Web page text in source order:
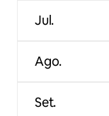
Jul.
Ago.
Set.